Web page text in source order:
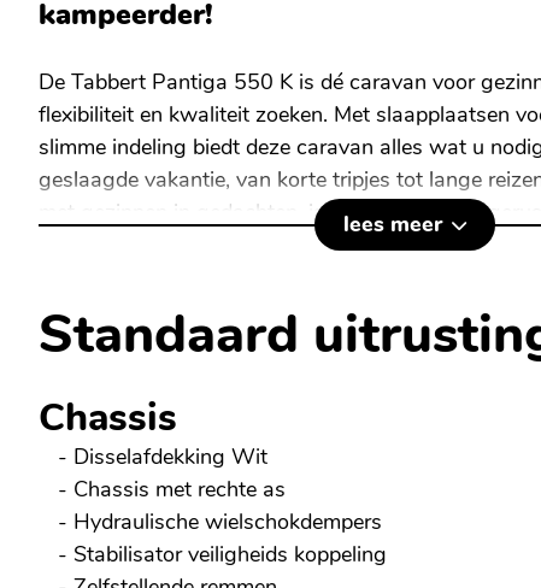
kampeerder!
De Tabbert Pantiga 550 K is dé caravan voor
flexibiliteit en kwaliteit zoeken. Met slaapplaatsen
slimme indeling biedt deze caravan alles wat u
geslaagde vakantie, van korte tripjes tot lange
met gezinnen in gedachten, is deze caravan
Specificaties van de Tabbert Pantiga 550 K:
1.700 kg
Leeggewicht:
Laadvermogen:
Dankzij deze specificaties kunt u al uw
u nog steeds voldoende laadvermogen voor extra
lees meer
Standaard
Chassis
- Disselafdekking Wit
- Chassis met rechte as
- Hydraulische wielschokdempers
- Stabilisator veiligheids koppeling